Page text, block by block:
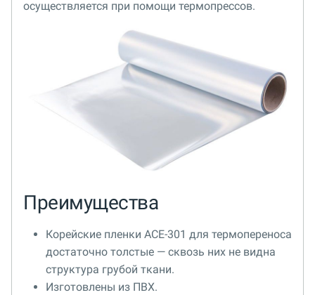
осуществляется при помощи термопрессов.
Преимущества
Корейские пленки ACE-301 для термопереноса
достаточно толстые — сквозь них не видна
структура грубой ткани.
Изготовлены из ПВХ.